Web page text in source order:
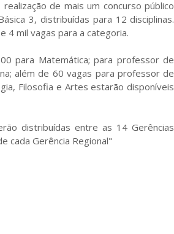
de mais um concurso público
3, distribuídas para 12 disciplinas.
4 mil vagas para a categoria.
para Matemática; para professor de
além de 60 vagas para professor de
Filosofia e Artes estarão disponíveis
distribuídas entre as 14 Gerências
cada Gerência Regional"